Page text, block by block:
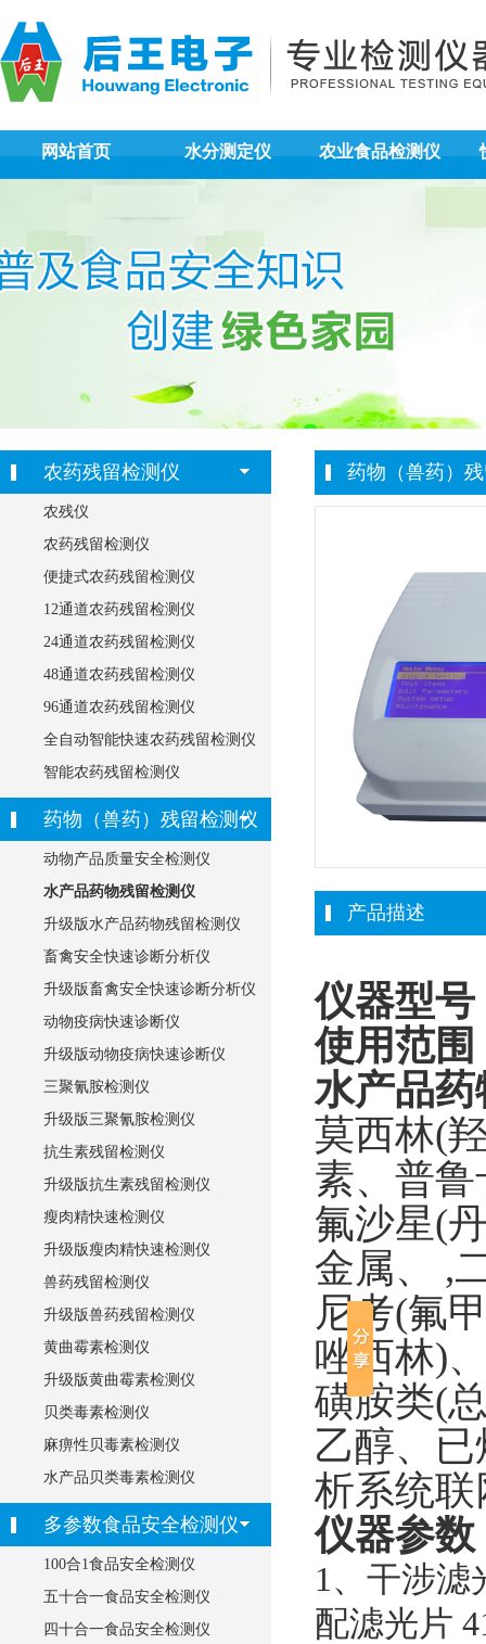
网站首页 水分测定仪 农业食品检测仪
农药残留检测仪
农残仪
农药残留检测仪
便捷式农药残留检测仪
12通道农药残留检测仪
24通道农药残留检测仪
48通道农药残留检测仪
96通道农药残留检测仪
全自动智能快速农药残留检测仪
智能农药残留检测仪
药物（兽药）残留检测仪
动物产品质量安全检测仪
水产品药物残留检测仪
升级版水产品药物残留检测仪
畜禽安全快速诊断分析仪
升级版畜禽安全快速诊断分析仪
动物疫病快速诊断仪
升级版动物疫病快速诊断仪
三聚氰胺检测仪
升级版三聚氰胺检测仪
抗生素残留检测仪
升级版抗生素残留检测仪
瘦肉精快速检测仪
升级版瘦肉精快速检测仪
兽药残留检测仪
升级版兽药残留检测仪
黄曲霉素检测仪
升级版黄曲霉素检测仪
贝类毒素检测仪
麻痹性贝毒素检测仪
水产品贝类毒素检测仪
多参数食品安全检测仪
100合1食品安全检测仪
五十合一食品安全检测仪
四十合一食品安全检测仪
药物（兽药）
产品描述
仪器型号
使用范围
水产品
莫西林(
素、普
氟沙星(
金属、 ,
尼考(氟
唑西林)
磺胺类(
乙醇、
析系统联
仪器参数
1 、干涉滤
配滤光片